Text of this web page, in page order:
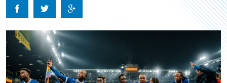
KIDS
BUSINESS
RESTAURATION